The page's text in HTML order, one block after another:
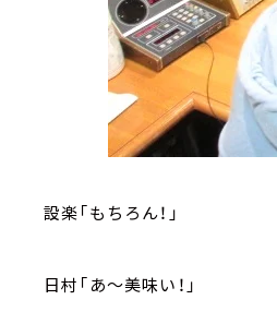
設楽「もちろん！」
日村「あ～美味い！」